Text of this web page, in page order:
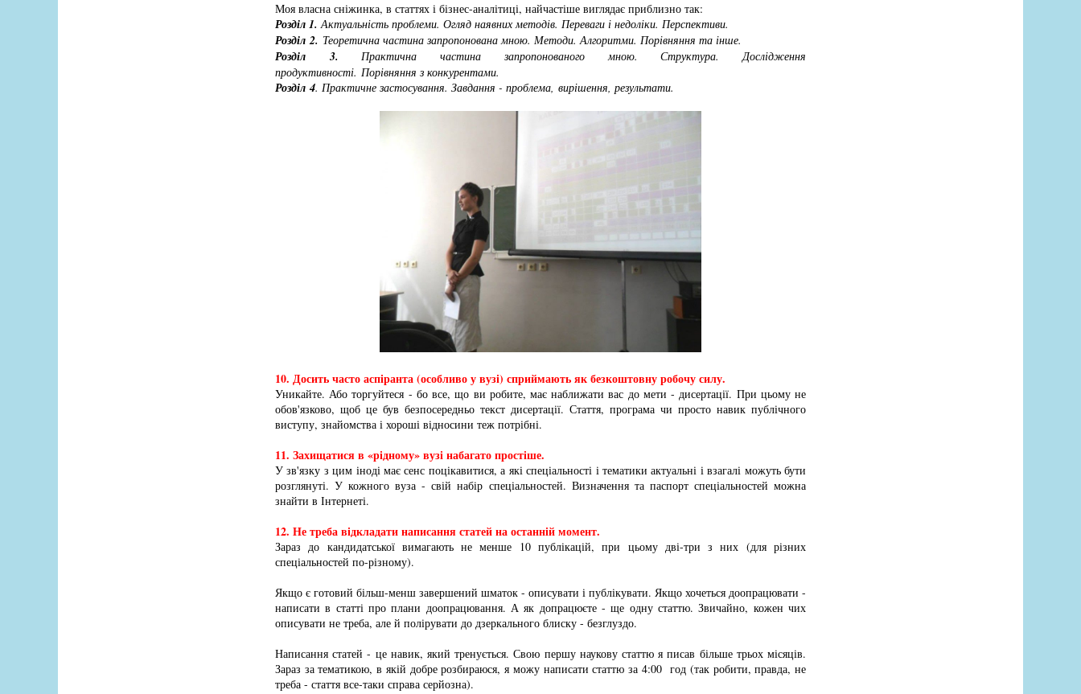
Моя власна сніжинка, в статтях і бізнес-аналітиці, найчастіше виглядає приблизно так:
Розділ 1. Актуальність проблеми. Огляд наявних методів. Переваги і недоліки. Перспективи.
Розділ 2. Теоретична частина запропонована мною. Методи. Алгоритми. Порівняння та інше.
Розділ 3. Практична частина запропонованого мною. Структура. Дослідження
продуктивності. Порівняння з конкурентами.
Розділ 4. Практичне застосування. Завдання - проблема, вирішення, результати.
10. Досить часто аспіранта (особливо у вузі) сприймають як безкоштовну робочу силу.
Уникайте. Або торгуйтеся - бо все, що ви робите, має наближати вас до мети - дисертації. При цьому не
обов'язково, щоб це був безпосередньо текст дисертації. Стаття, програма чи просто навик публічного
виступу, знайомства і хороші відносини теж потрібні.
11. Захищатися в «рідному» вузі набагато простіше.
У зв'язку з цим іноді має сенс поцікавитися, а які спеціальності і тематики актуальні і взагалі можуть бути
розглянуті. У кожного вуза - свій набір спеціальностей. Визначення та паспорт спеціальностей можна
знайти в Інтернеті.
12. Не треба відкладати написання статей на останній момент.
Зараз до кандидатської вимагають не менше 10 публікацій, при цьому дві-три з них (для різних
спеціальностей по-різному).
Якщо є готовий більш-менш завершений шматок - описувати і публікувати. Якщо хочеться доопрацювати -
написати в статті про плани доопрацювання. А як допрацюєте - ще одну статтю. Звичайно, кожен чих
описувати не треба, але й полірувати до дзеркального блиску - безглуздо.
Написання статей - це навик, який тренується. Свою першу наукову статтю я писав більше трьох місяців.
Зараз за тематикою, в якій добре розбираюся, я можу написати статтю за 4:00 год (так робити, правда, не
треба - стаття все-таки справа серйозна).